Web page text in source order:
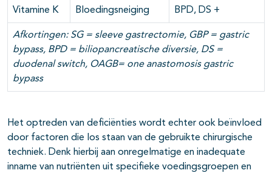
Vitamine K Bloedingsneiging BPD, DS +
Afkortingen: SG = sleeve gastrectomie, GBP = gastric
bypass, BPD = biliopancreatische diversie, DS =
duodenal switch, OAGB= one anastomosis gastric
bypass
Het optreden van deficiënties wordt echter ook beïnvloed
door factoren die los staan van de gebruikte chirurgische
techniek. Denk hierbij aan onregelmatige en inadequate
inname van nutriënten uit specifieke voedingsgroepen en